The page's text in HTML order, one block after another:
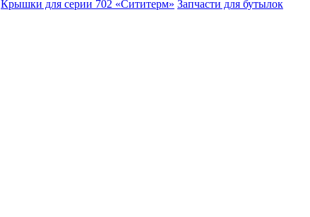
Крышки для серии 702 «Сититерм» Запчасти для бутылок